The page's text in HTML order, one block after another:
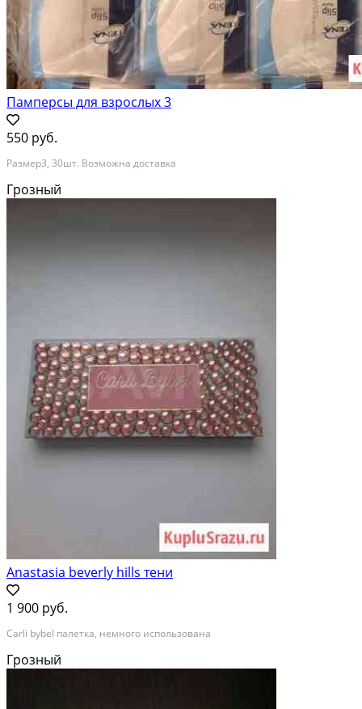
Памперсы для взрослых 3
550 руб.
Размер3, 30шт. Возможна доставка
Грозный
Anastasia beverly hills тени
1 900 руб.
Carli bybel палетка, немного использована
Грозный